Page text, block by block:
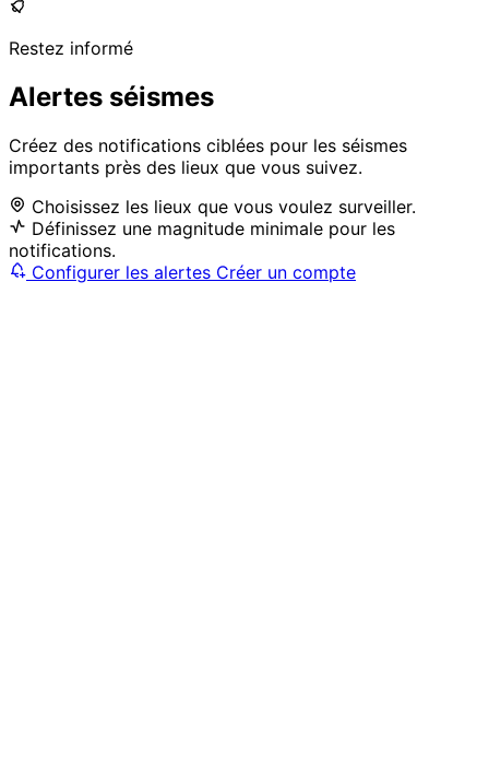
Restez informé
Alertes séismes
Créez des notifications ciblées pour les séismes
importants près des lieux que vous suivez.
Choisissez les lieux que vous voulez surveiller.
Définissez une magnitude minimale pour les
notifications.
Configurer les alertes Créer un compte